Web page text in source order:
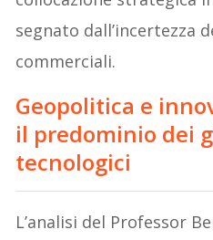
segnato dall’incertezza
commerciali.
Geopolitica e
il predominio dei
tecnologici
L’analisi del Professor